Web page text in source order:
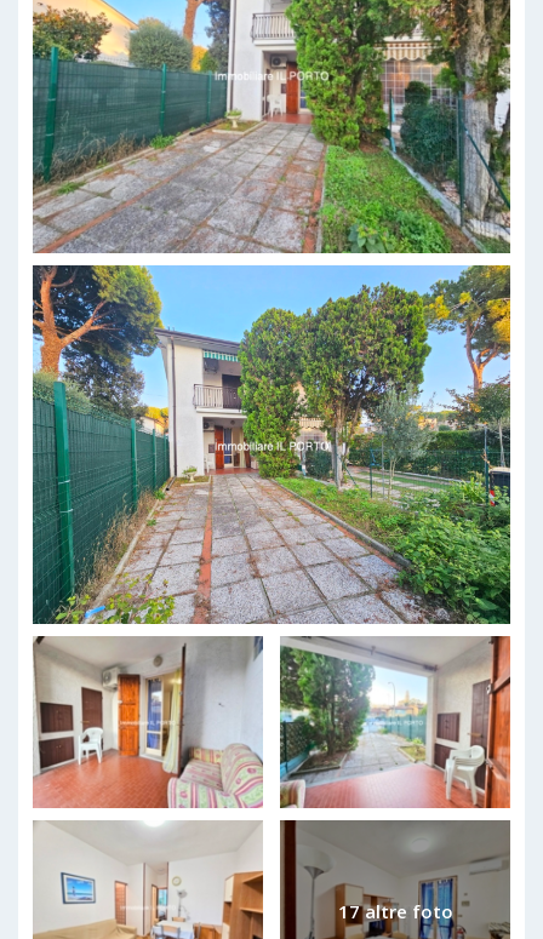
17 altre foto